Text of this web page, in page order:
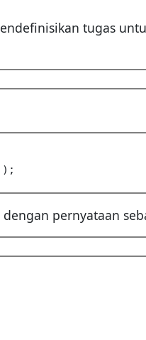
tugas
pernyataan